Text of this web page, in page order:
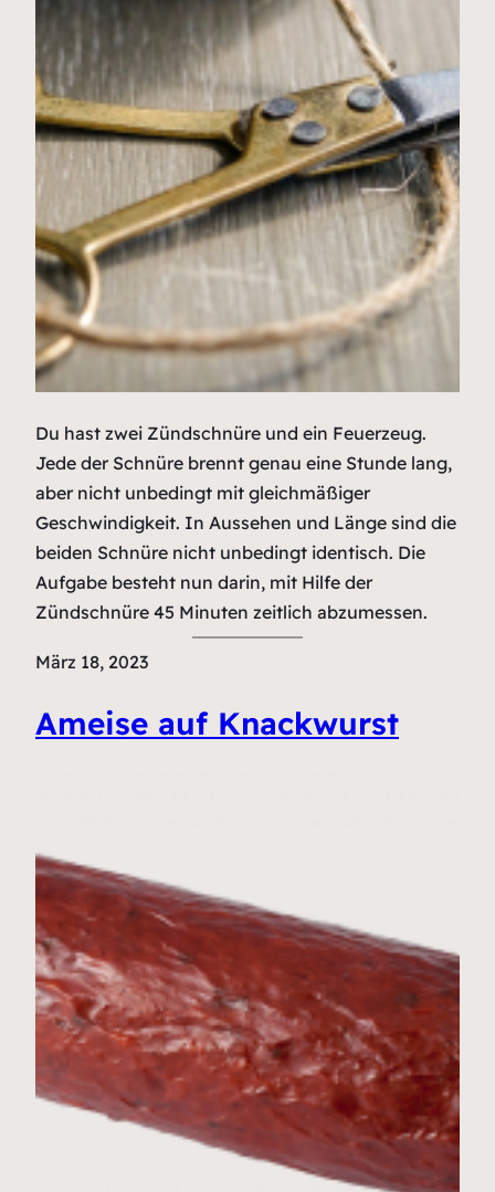
Du hast zwei Zündschnüre und ein Feuerzeug.
Jede der Schnüre brennt genau eine Stunde lang,
aber nicht unbedingt mit gleichmäßiger
Geschwindigkeit. In Aussehen und Länge sind die
beiden Schnüre nicht unbedingt identisch. Die
Aufgabe besteht nun darin, mit Hilfe der
Zündschnüre 45 Minuten zeitlich abzumessen.
März 18, 2023
Ameise auf Knackwurst